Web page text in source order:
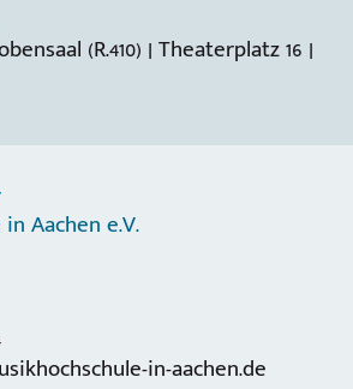
(R.410) | Theaterplatz 16 |
Aachen e.V.
in-aachen.de